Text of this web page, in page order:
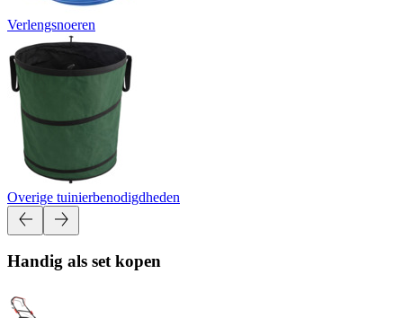
Verlengsnoeren
Overige tuinierbenodigdheden
Handig als set kopen